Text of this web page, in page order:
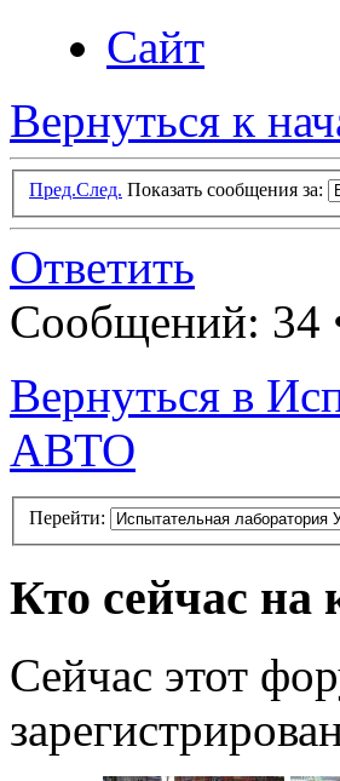
Сайт
Вернуться к
Пред.След. Показать сообщения за:
Ответить
Сообщений: 34
Вернуться в
АВТО
Перейти:
Кто сейчас на
Сейчас этот